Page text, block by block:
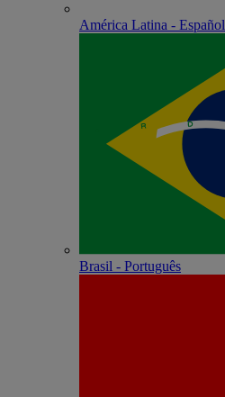
América Latina - Español
Brasil - Português